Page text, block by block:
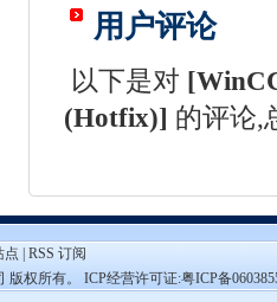
用户评论
以下是对 [
(Hotfix)] 的评论,
点
RSS 订阅
版权所有。 ICP经营许可证:粤ICP备